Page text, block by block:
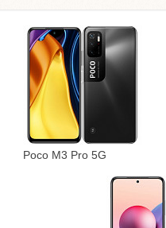
Poco M3 Pro 5G